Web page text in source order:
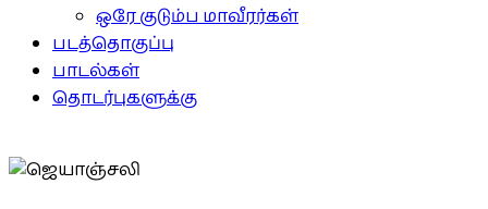
ஒரே குடும்ப மாவீரர்கள்
படத்தொகுப்பு
பாடல்கள்
தொடர்புகளுக்கு